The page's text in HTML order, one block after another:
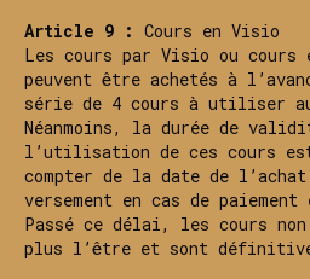
Article 9 : Cours en Visio
Les cours par Visio ou
peuvent être achetés à
série de 4 cours à utiliser
Néanmoins, la durée de
l’utilisation de ces cours
compter de la date de
versement en cas de
Passé ce délai, les cours
plus l’être et sont